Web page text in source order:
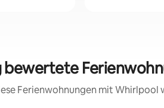
bewertete
Ferienwohnungen mit